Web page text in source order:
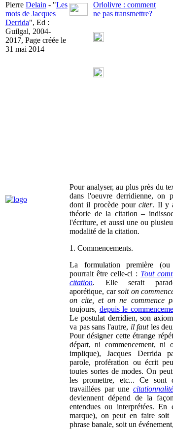
Pierre Delain - "Les
mots de Jacques
Derrida", Ed :
Guilgal, 2004-
2017, Page créée le
31 mai 2014
Orlolivre : comment
ne pas transmettre?
Pour analyser, au plus près du
dans l'oeuvre derridienne, on
dont il procède pourciter. Il y
théorie de la citation –
l'écriture, et aussi une ou
modalité de la citation.
1. Commencements.
La formulation première
pourrait être celle-ci : Tout
citation. Elle serait
aporétique, carsoit on
on cite, et on ne commence
toujours, depuis le
Le postulat derridien, son
va pas sans l'autre, il fautles
Pour désigner cette étrange
départ, ni commencement, ni
implique), Jacques Derrida
parole, profération ou écrit
toutes sortes de modes. On
les promettre, etc... Ce sont
travaillées par une
deviennent dépend de la
entendues ou interprétées.
marque), on peut en faire soit
phrase banale, soit un